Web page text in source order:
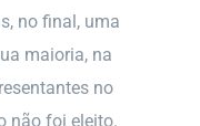
no final, uma
maioria, na
no
não foi eleito.